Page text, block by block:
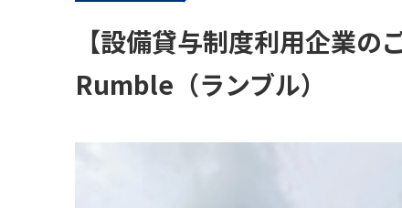
【設備貸与制度利用企業
Rumble（ランブル）